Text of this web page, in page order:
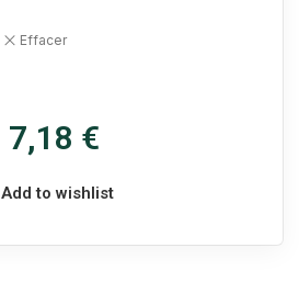
Effacer
7,18 €
Add to wishlist